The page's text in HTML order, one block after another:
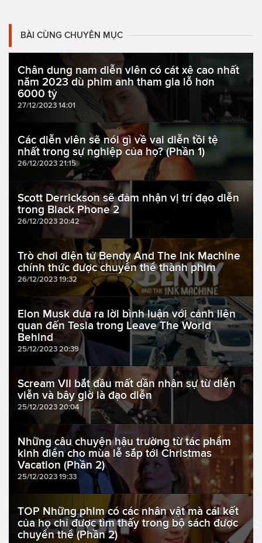
BÀI CÙNG CHUYÊN MỤC
Chân dung nam diễn viên có cát xê cao nhất
năm 2023 dù phim anh tham gia lỗ hơn
6000 tỷ
27/12/2023 14:01
Các diễn viên sẽ nói gì về vai diễn tồi tệ
nhất trong sự nghiệp của họ? (Phần 1)
26/12/2023 21:15
Scott Derrickson sẽ đảm nhận vị trí đạo diễn
trong Black Phone 2
26/12/2023 20:42
Trò chơi điện tử Bendy And The Ink Machine
chính thức được chuyển thể thành phim
26/12/2023 19:32
Elon Musk đưa ra lời bình luận với cảnh liên
quan đến Tesla trong Leave The World
Behind
25/12/2023 20:39
Scream VII bắt đầu mất dần nhân sự từ diễn
viễn và bây giờ là đạo diễn
25/12/2023 20:04
Những câu chuyện hậu trường từ tác phẩm
kinh điển cho mùa lễ sắp tới Christmas
Vacation (Phần 2)
25/12/2023 19:33
TOP Những phim có các nhân vật mà cái kết
của họ chỉ được tìm thấy trong bộ sách được
chuyển thể (Phần 2)